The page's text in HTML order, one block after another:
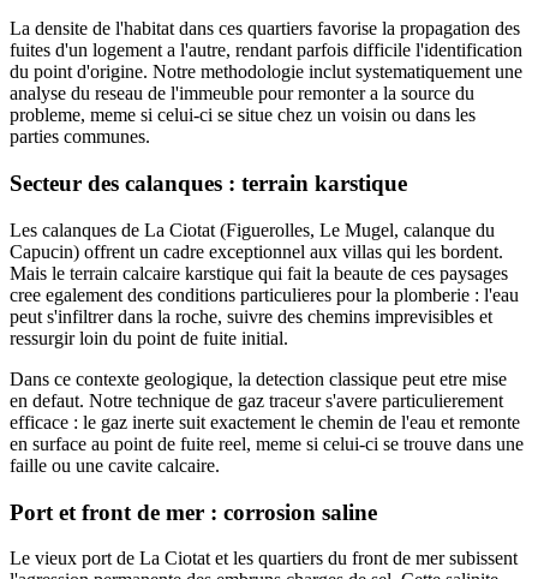
La densite de l'habitat dans ces quartiers favorise la propagation des
fuites d'un logement a l'autre, rendant parfois difficile l'identification
du point d'origine. Notre methodologie inclut systematiquement une
analyse du reseau de l'immeuble pour remonter a la source du
probleme, meme si celui-ci se situe chez un voisin ou dans les
parties communes.
Secteur des calanques : terrain karstique
Les calanques de La Ciotat (Figuerolles, Le Mugel, calanque du
Capucin) offrent un cadre exceptionnel aux villas qui les bordent.
Mais le terrain calcaire karstique qui fait la beaute de ces paysages
cree egalement des conditions particulieres pour la plomberie : l'eau
peut s'infiltrer dans la roche, suivre des chemins imprevisibles et
ressurgir loin du point de fuite initial.
Dans ce contexte geologique, la detection classique peut etre mise
en defaut. Notre technique de gaz traceur s'avere particulierement
efficace : le gaz inerte suit exactement le chemin de l'eau et remonte
en surface au point de fuite reel, meme si celui-ci se trouve dans une
faille ou une cavite calcaire.
Port et front de mer : corrosion saline
Le vieux port de La Ciotat et les quartiers du front de mer subissent